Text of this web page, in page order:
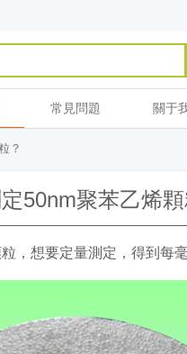
常見問題 關于
？
50nm聚苯乙烯
，想要定量測定，得到每